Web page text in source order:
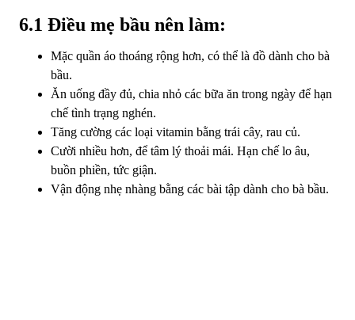
6.1 Điều mẹ bầu nên làm:
Mặc quần áo thoáng rộng hơn, có thể là đồ dành cho bà
bầu.
Ăn uống đầy đủ, chia nhỏ các bữa ăn trong ngày để hạn
chế tình trạng nghén.
Tăng cường các loại vitamin bằng trái cây, rau củ.
Cười nhiều hơn, để tâm lý thoải mái. Hạn chế lo âu,
buồn phiền, tức giận.
Vận động nhẹ nhàng bằng các bài tập dành cho bà bầu.